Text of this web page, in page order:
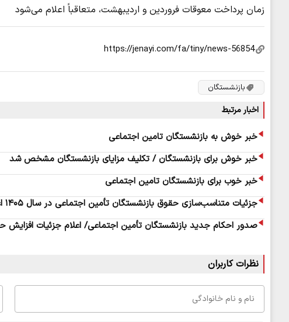
زمان پرداخت معوقات فروردین و اردیبهشت، متعاقباً اعلام می‌شود
بازنشستگان
اخبار مرتبط
خبر خوش به بازنشستگان تامین اجتماعی
خبر خوش برای بازنشستگان / تکلیف مزایای بازنشستگان مشخص شد
خبر خوب برای بازنشستگان تامین اجتماعی
جزئیات متناسب‌سازی حقوق بازنشستگان تأمین اجتماعی در سال ۱۴۰۵ اعلام شد
صدور احکام جدید بازنشستگان تأمین اجتماعی/ اعلام جزئیات افزایش حقوق
نظرات کاربران